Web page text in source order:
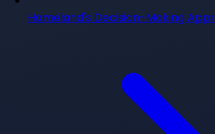
Homeland's Decision-Making